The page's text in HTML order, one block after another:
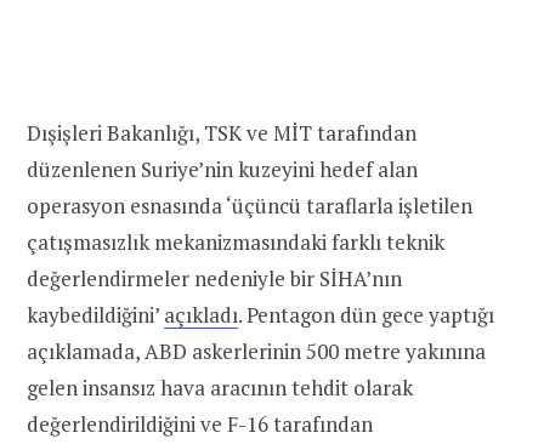
Dışişleri Bakanlığı, TSK ve MİT tarafından
düzenlenen Suriye’nin kuzeyini hedef alan
operasyon esnasında ‘üçüncü taraflarla işletilen
çatışmasızlık mekanizmasındaki farklı teknik
değerlendirmeler nedeniyle bir SİHA’nın
kaybedildiğini’ açıkladı. Pentagon dün gece yaptığı
açıklamada, ABD askerlerinin 500 metre yakınına
gelen insansız hava aracının tehdit olarak
değerlendirildiğini ve F-16 tarafından